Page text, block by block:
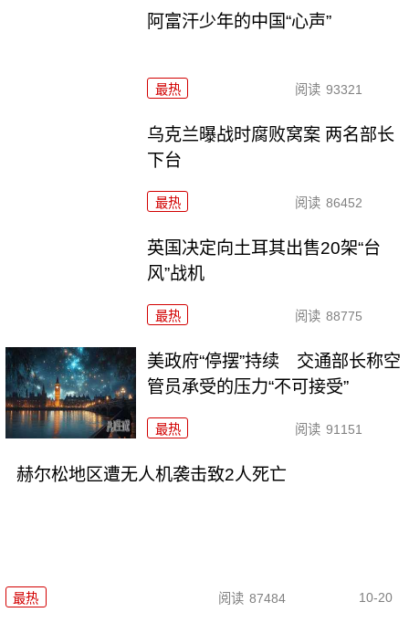
阿富汗少年的中国“心声”
最热 阅读 93321
乌克兰曝战时腐败窝案 两名部长
下台
最热 阅读 86452
英国决定向土耳其出售20架“台
风”战机
最热 阅读 88775
美政府“停摆”持续 交通部长称空
管员承受的压力“不可接受”
最热 阅读 91151
赫尔松地区遭无人机袭击致2人死亡
最热 阅读 87484 10-20